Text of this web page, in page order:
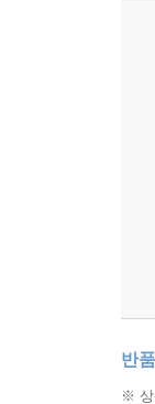
반
※ 상